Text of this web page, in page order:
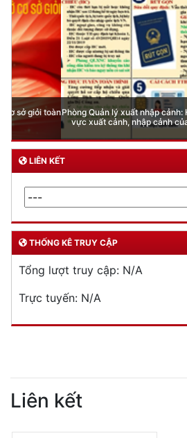
Phòng Quản lý xuất nhập cảnh: Hướng dẫn
vực xuất cảnh, nhập cảnh của công dân
LIÊN KẾT
THỐNG KÊ TRUY CẬP
Tổng lượt truy cập: N/A
Trực tuyến: N/A
Liên kết